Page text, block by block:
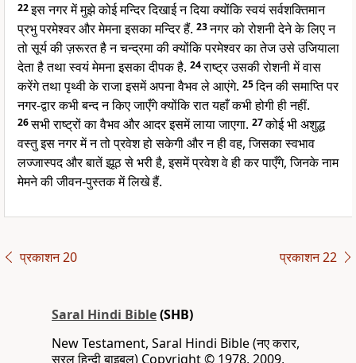
22इस नगर में मुझे कोई मन्दिर दिखाई न दिया क्योंकि स्वयं सर्वशक्तिमान
प्रभु परमेश्वर और मेमना इसका मन्दिर हैं. 23नगर को रोशनी देने के लिए न
तो सूर्य की ज़रूरत है न चन्द्रमा की क्योंकि परमेश्वर का तेज उसे उजियाला
देता है तथा स्वयं मेमना इसका दीपक है. 24राष्ट्र उसकी रोशनी में वास
करेंगे तथा पृथ्वी के राजा इसमें अपना वैभव ले आएंगे. 25दिन की समाप्ति पर
नगर-द्वार कभी बन्द न किए जाएँगे क्योंकि रात यहाँ कभी होगी ही नहीं.
26सभी राष्ट्रों का वैभव और आदर इसमें लाया जाएगा. 27कोई भी अशुद्ध
वस्तु इस नगर में न तो प्रवेश हो सकेगी और न ही वह, जिसका स्वभाव
लज्जास्पद और बातें झूठ से भरी है, इसमें प्रवेश वे ही कर पाएँगे, जिनके नाम
मेमने की जीवन-पुस्तक में लिखे हैं.
प्रकाशन 20 प्रकाशन 22
Saral Hindi Bible(SHB)
New Testament, Saral Hindi Bible (नए करार,
सरल हिन्दी बाइबल) Copyright © 1978, 2009,